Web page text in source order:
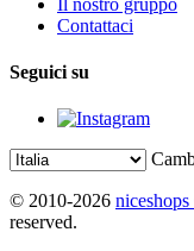
Contattaci
Seguici su
© 2010-2026
reserved.